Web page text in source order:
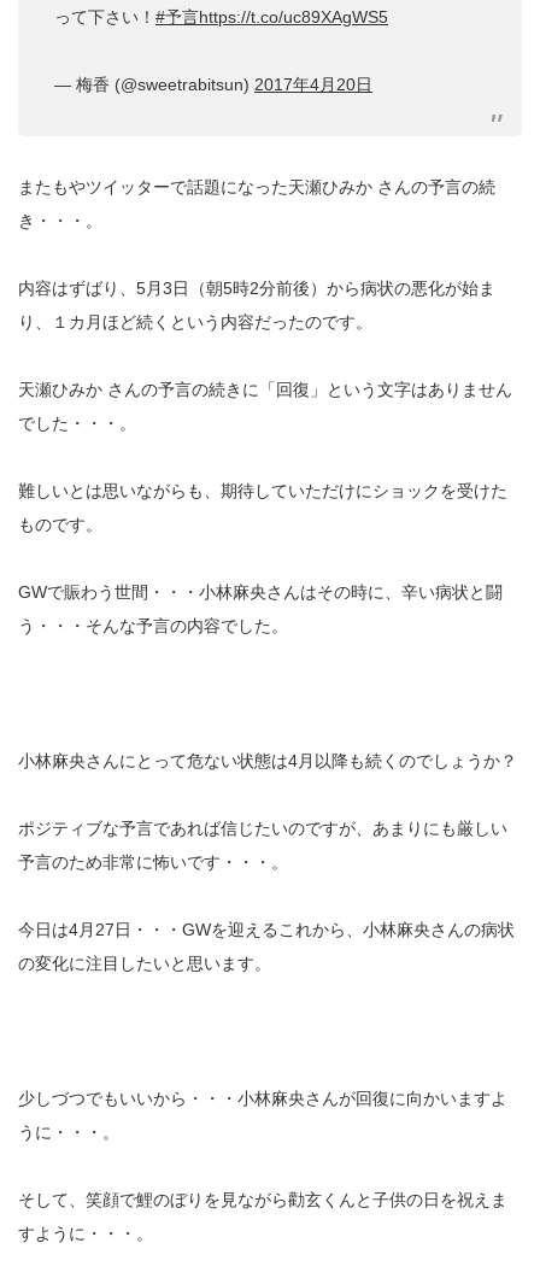
って下さい！ #予言https://t.co/uc89XAgWS5
— 梅香 (@sweetrabitsun) 2017年4月20日
またもやツイッターで話題になった天瀬ひみか さんの予言の続
き・・・。
内容はずばり、5月3日（朝5時2分前後）から病状の悪化が始ま
り、１カ月ほど続くという内容だったのです。
天瀬ひみか さんの予言の続きに「回復」という文字はありません
でした・・・。
難しいとは思いながらも、期待していただけにショックを受けた
ものです。
GWで賑わう世間・・・小林麻央さんはその時に、辛い病状と闘
う・・・そんな予言の内容でした。
小林麻央さんにとって危ない状態は4月以降も続くのでしょうか？
ポジティブな予言であれば信じたいのですが、あまりにも厳しい
予言のため非常に怖いです・・・。
今日は4月27日・・・GWを迎えるこれから、小林麻央さんの病状
の変化に注目したいと思います。
少しづつでもいいから・・・小林麻央さんが回復に向かいますよ
うに・・・。
そして、笑顔で鯉のぼりを見ながら勸玄くんと子供の日を祝えま
すように・・・。